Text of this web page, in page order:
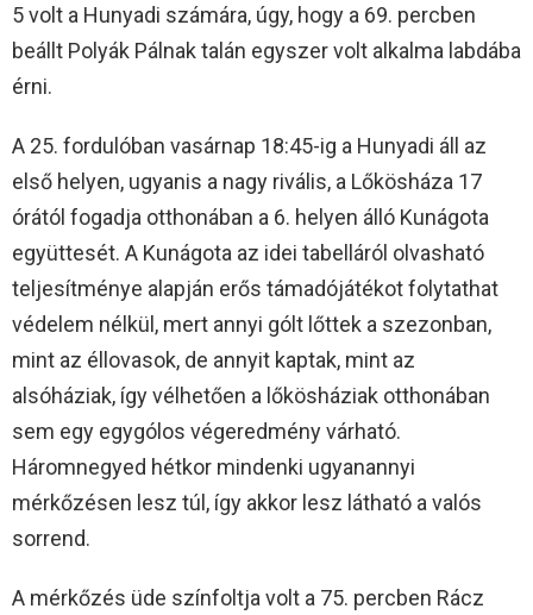
5 volt a Hunyadi számára, úgy, hogy a 69. percben
beállt Polyák Pálnak talán egyszer volt alkalma labdába
érni.
A 25. fordulóban vasárnap 18:45-ig a Hunyadi áll az
első helyen, ugyanis a nagy rivális, a Lőkösháza 17
órától fogadja otthonában a 6. helyen álló Kunágota
együttesét. A Kunágota az idei tabelláról olvasható
teljesítménye alapján erős támadójátékot folytathat
védelem nélkül, mert annyi gólt lőttek a szezonban,
mint az éllovasok, de annyit kaptak, mint az
alsóháziak, így vélhetően a lőkösháziak otthonában
sem egy egygólos végeredmény várható.
Háromnegyed hétkor mindenki ugyanannyi
mérkőzésen lesz túl, így akkor lesz látható a valós
sorrend.
A mérkőzés üde színfoltja volt a 75. percben Rácz